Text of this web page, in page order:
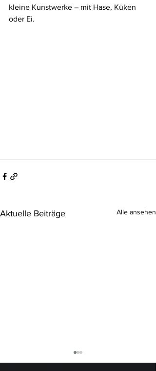
kleine Kunstwerke – mit Hase, Küken
oder Ei.
Aktuelle Beiträge Alle ansehen